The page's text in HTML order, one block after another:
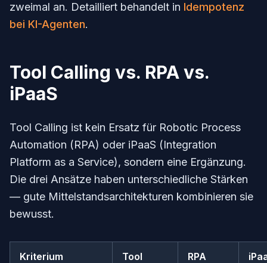
zweimal an. Detailliert behandelt in Idempotenz
bei KI-Agenten.
Tool Calling vs. RPA vs.
iPaaS
Tool Calling ist kein Ersatz für Robotic Process
Automation (RPA) oder iPaaS (Integration
Platform as a Service), sondern eine Ergänzung.
Die drei Ansätze haben unterschiedliche Stärken
— gute Mittelstandsarchitekturen kombinieren sie
bewusst.
Kriterium
Tool
RPA